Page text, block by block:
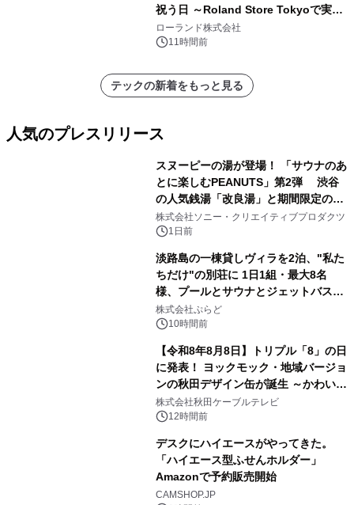
祝う日 ～Roland Store Tokyoで実機
を展示しての 記念キャンペーンを開
催 英国ラジオ「NTS」の 特別プログ
アーティストを フィーチャーしたアニ
メーションを公開～
ローランド株式会社
11時間前
テックの新着をもっと見る
人気のプレスリリース
スヌーピーの湯が登場！ 「サウナのあ
とに楽しむPEANUTS」第2弾 渋谷
の人気銭湯「改良湯」と期間限定のコ
ラボレーション サウナイキタイコラ
ボグッズも発売決定！
株式会社ソニー・クリエイティブプロダクツ
1日前
淡路島の一棟貸しヴィラを2泊、"私た
ちだけ"の別荘に 1日1組・最大8名
様、プールとサウナとジェットバス付
きで Villa Mon Temps AWAJIの連泊
素泊りプラン
株式会社ぷらど
10時間前
【令和8年8月8日】トリプル「8」の日
に発表！ ヨックモック・地域バージョ
ンの秋田デザイン缶が誕生 ～かわいい
秋田犬の子犬と秋田の四季と名所を巡
るパッケージ～ 9月1日(火)秋田県内で
株式会社秋田ケーブルテレビ
12時間前
デスクにハイエースがやってきた。
「ハイエース型ふせんホルダー」
Amazonで予約販売開始
CAMSHOP.JP